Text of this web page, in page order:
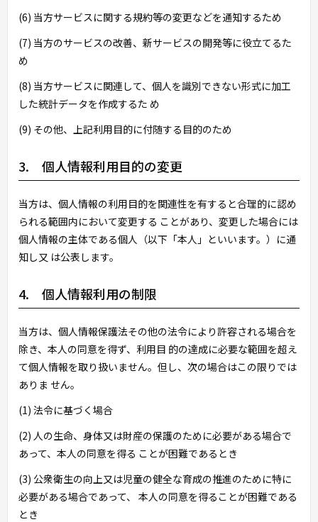
(6) 当方サービスに関する規約等の変更などを通知するため
(7) 当方のサービスの改善、新サービスの開発等に役立てるた
め
(8) 当方サービスに関連して、個人を識別できない形式に加工
した統計データを作成するた め
(9) その他、上記利用目的に付随する目的のため
3. 個人情報利用目的の変更
当方は、個人情報の利用目的を関連性を有すると合理的に認め
られる範囲内において変更する ことがあり、変更した場合には
個人情報の主体である個人（以下「本人」といいます。）に通
知し又 は公表します。
4. 個人情報利用の制限
当方は、個人情報保護法その他の法令により許容される場合を
除き、本人の同意を得ず、利用目 的の達成に必要な範囲を超え
て個人情報を取り扱いません。但し、次の場合はこの限りでは
ありま せん。
(1) 法令に基づく場合
(2) 人の生命、身体又は財産の保護のために必要がある場合で
あって、本人の同意を得る ことが困難であるとき
(3) 公衆衛生の向上又は児童の健全な育成の推進のために特に
必要がある場合であって、 本人の同意を得ることが困難である
とき